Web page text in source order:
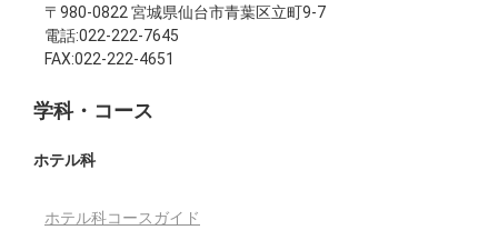
〒980-0822 宮城県仙台市青葉区立町9-7
電話:022-222-7645
FAX:022-222-4651
学科・コース
ホテル科
ホテル科コースガイド